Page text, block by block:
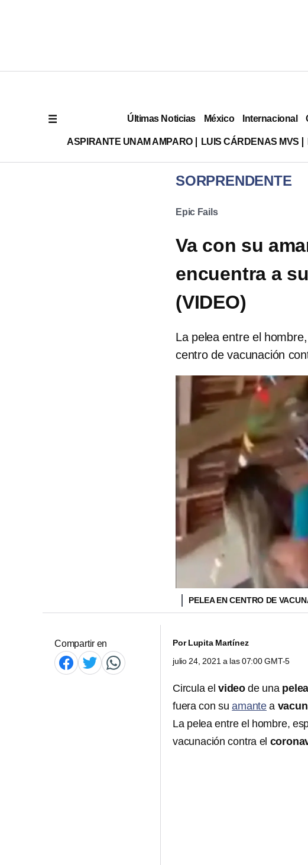
Últimas Noticias México Internacional
ASPIRANTE UNAM AMPARO LUIS CÁRDENAS MVS
SORPRENDENTE
Epic Fails
Va con su
encuentra a
(VIDEO)
La pelea entre el
centro de vacunación
PELEA EN CENTRO DE
Compartir en PorLupita Martínez
julio 24, 2021 a las 07:00 GMT-5
Circula el video de una pelea
fuera con suamante a
La pelea entre el hombre,
vacunación contra el